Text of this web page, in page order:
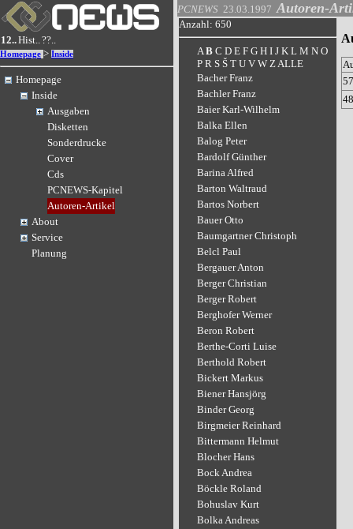
12..Hist..??..
Homepage > Inside
Homepage
Inside
Ausgaben
Disketten
Sonderdrucke
Cover
Cds
PCNEWS-Kapitel
Autoren-Artikel
About
Service
Planung
PCNEWS 23.03.1997 Autoren-
Anzahl: 650
A B C D E F G H I J K L M N O
P R S Š T U V W ZALLE
Bacher Franz
Bachler Franz
Baier Karl-Wilhelm
Balka Ellen
Balog Peter
Bardolf Günther
Barina Alfred
Barton Waltraud
Bartos Norbert
Bauer Otto
Baumgartner Christoph
Belcl Paul
Bergauer Anton
Berger Christian
Berger Robert
Berghofer Werner
Beron Robert
Berthe-Corti Luise
Berthold Robert
Bickert Markus
Biener Hansjörg
Binder Georg
Birgmeier Reinhard
Bittermann Helmut
Blocher Hans
Bock Andrea
Böckle Roland
Bohuslav Kurt
Bolka Andreas
57
48